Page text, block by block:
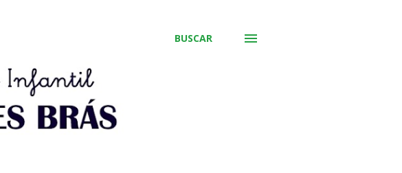
BUSCAR